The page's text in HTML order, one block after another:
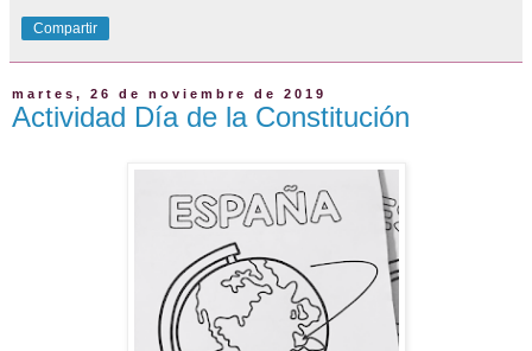
Compartir
martes, 26 de noviembre de 2019
Actividad Día de la Constitución